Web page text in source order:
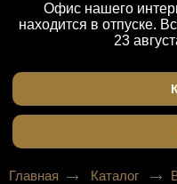
Офис нашего
находится в отпуске.
23
Главная Каталог